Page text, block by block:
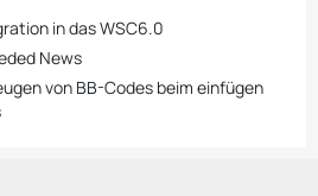
in das WSC6.0
News
von BB-Codes beim einfügen